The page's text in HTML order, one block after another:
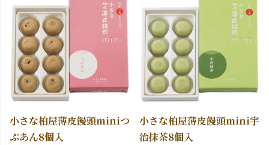
小さな柏屋薄皮饅頭miniつ
ぶあん8個入
小さな柏屋薄皮饅頭mini宇
治抹茶8個入